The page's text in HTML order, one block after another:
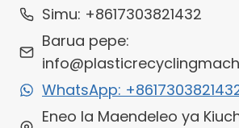
Simu: +8617303821432
Barua pepe:
WhatsApp:
Eneo la Maendeleo ya